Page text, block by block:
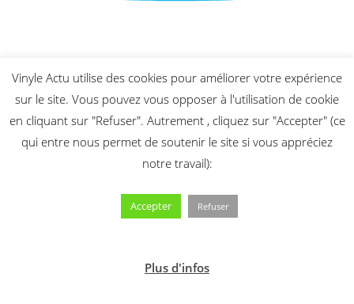
Vinyle Actu utilise des cookies pour améliorer votre expérience
sur le site. Vous pouvez vous opposer à l'utilisation de cookie
en cliquant sur "Refuser". Autrement , cliquez sur "Accepter" (ce
qui entre nous permet de soutenir le site si vous appréciez
notre travail):
Accepter Refuser
Plus d'infos